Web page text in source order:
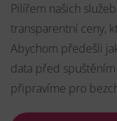
Pilířem našich
transparentní ceny,
Abychom předešli
data před
připravíme pro